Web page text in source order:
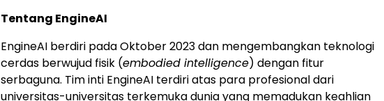
Tentang EngineAI
EngineAI berdiri pada Oktober 2023 dan mengembangkan teknologi
cerdas berwujud fisik (embodied intelligence) dengan fitur
serbaguna. Tim inti EngineAI terdiri atas para profesional dari
universitas-universitas terkemuka dunia yang memadukan keahlian